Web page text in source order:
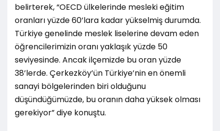
belirterek, “OECD ülkelerinde mesleki eğitim
oranları yüzde 60’lara kadar yükselmiş durumda.
Türkiye genelinde meslek liselerine devam eden
öğrencilerimizin oranı yaklaşık yüzde 50
seviyesinde. Ancak ilçemizde bu oran yüzde
38’lerde. Çerkezköy’ün Türkiye’nin en önemli
sanayi bölgelerinden biri olduğunu
düşündüğümüzde, bu oranın daha yüksek olması
gerekiyor” diye konuştu.